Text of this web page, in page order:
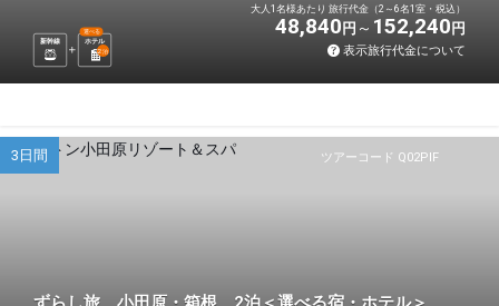
新幹線 ホテル
選べる
2泊
大人1名様あたり 旅行代金（2～6名1室・税込）
48,840 円 152,240 円
表示旅行代金について
ツアーコード Q02PIF
3日間